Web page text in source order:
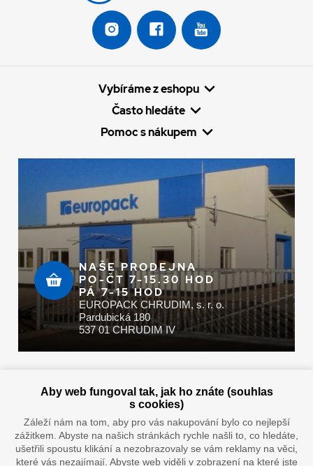
Vybíráme z eshopu
Často hledáte
Pomoc s nákupem
NAŠE PRODEJNA
PO-ČT 7-15.30 HOD
PÁ 7-15 HOD
EUROPACK CHRUDIM, s. r. o.
Pardubická 180
537 01 CHRUDIM IV
Doprava vaším oblíbeným dopravcem
Aby web fungoval tak, jak ho znáte (souhlas
s cookies)
Záleží nám na tom, aby pro vás nakupování bylo co nejlepší
zážitkem. Abyste na našich stránkách rychle našli to, co hledáte,
ušetřili spoustu klikání a nezobrazovaly se vám reklamy na věci,
které vás nezajímají. Abyste web viděli v zobrazení na které jste